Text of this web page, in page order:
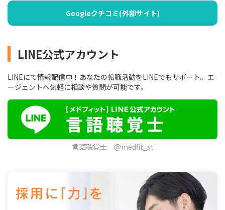
Googleクチコミ(外部サイト)
LINE公式アカウント
LINEにて情報配信中！あなたの転職活動をLINEでもサポート。エ
ージェントへ気軽に相談や質問が可能です。
言語聴覚士 @medfit_st